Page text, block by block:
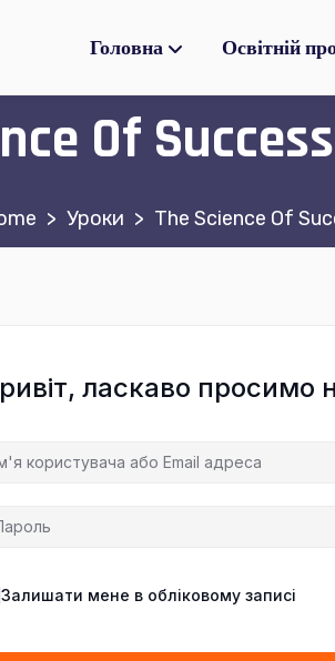
Головна Освітній
Of
> Уроки > The Science Of
ласкаво просимо
Залишати мене в обліковому записі